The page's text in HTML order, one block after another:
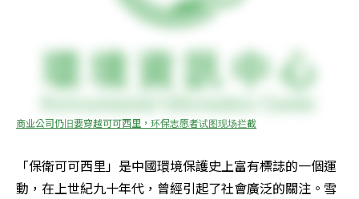
商业公司仍旧要穿越可可西里，环保志愿者试图现场拦截
「保衛可可西里」是中國環境保護史上富有標誌的一個運
動，在上世紀九十年代，曾經引起了社會廣泛的關注。雪